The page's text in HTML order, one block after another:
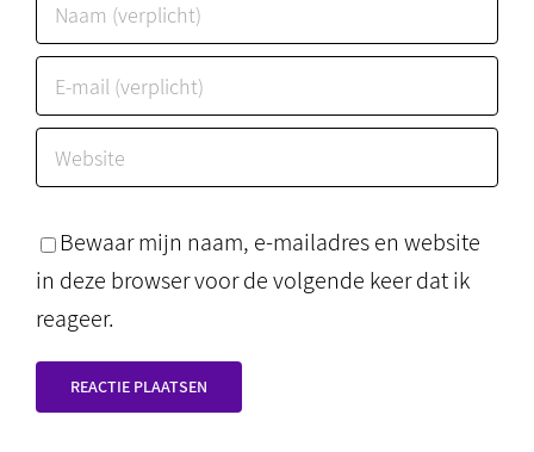
Bewaar mijn naam, e-mailadres en website
in deze browser voor de volgende keer dat ik
reageer.